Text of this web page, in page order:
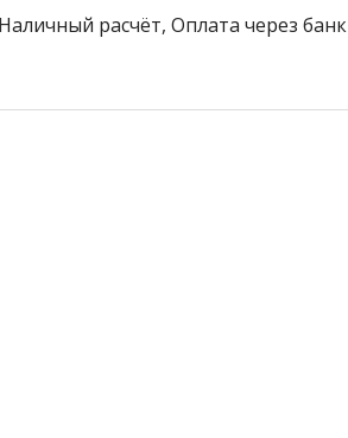
расчёт, Оплата через банк